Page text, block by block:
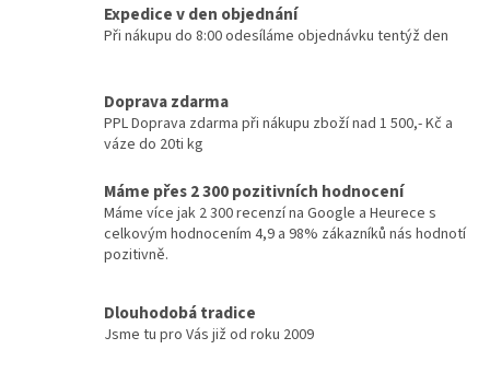
Expedice v den objednání
Při nákupu do 8:00 odesíláme objednávku tentýž den
Doprava zdarma
PPL Doprava zdarma při nákupu zboží nad 1 500,- Kč a
váze do 20ti kg
Máme přes 2 300 pozitivních hodnocení
Máme více jak 2 300 recenzí na Google a Heurece s
celkovým hodnocením 4,9 a 98% zákazníků nás hodnotí
pozitivně.
Dlouhodobá tradice
Jsme tu pro Vás již od roku 2009